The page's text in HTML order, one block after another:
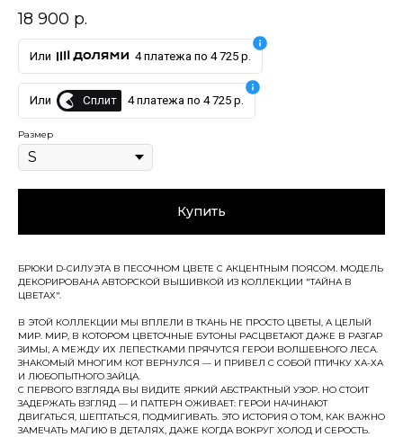
18 900 р.
Или 4 платежа по 4 725 р.
Или Сплит 4 платежа по 4 725 р.
Размер
Купить
БРЮКИ D-СИЛУЭТА В ПЕСОЧНОМ ЦВЕТЕ С АКЦЕНТНЫМ ПОЯСОМ. МОДЕЛЬ
ДЕКОРИРОВАНА АВТОРСКОЙ ВЫШИВКОЙ ИЗ КОЛЛЕКЦИИ "ТАЙНА В
ЦВЕТАХ".
В ЭТОЙ КОЛЛЕКЦИИ МЫ ВПЛЕЛИ В ТКАНЬ НЕ ПРОСТО ЦВЕТЫ, А ЦЕЛЫЙ
МИР. МИР, В КОТОРОМ ЦВЕТОЧНЫЕ БУТОНЫ РАСЦВЕТАЮТ ДАЖЕ В РАЗГАР
ЗИМЫ, А МЕЖДУ ИХ ЛЕПЕСТКАМИ ПРЯЧУТСЯ ГЕРОИ ВОЛШЕБНОГО ЛЕСА.
ЗНАКОМЫЙ МНОГИМ КОТ ВЕРНУЛСЯ — И ПРИВЕЛ С СОБОЙ ПТИЧКУ ХА-ХА
И ЛЮБОПЫТНОГО ЗАЙЦА.
С ПЕРВОГО ВЗГЛЯДА ВЫ ВИДИТЕ ЯРКИЙ АБСТРАКТНЫЙ УЗОР. НО СТОИТ
ЗАДЕРЖАТЬ ВЗГЛЯД — И ПАТТЕРН ОЖИВАЕТ: ГЕРОИ НАЧИНАЮТ
ДВИГАТЬСЯ, ШЕПТАТЬСЯ, ПОДМИГИВАТЬ. ЭТО ИСТОРИЯ О ТОМ, КАК ВАЖНО
ЗАМЕЧАТЬ МАГИЮ В ДЕТАЛЯХ, ДАЖЕ КОГДА ВОКРУГ ХОЛОД И СЕРОСТЬ.